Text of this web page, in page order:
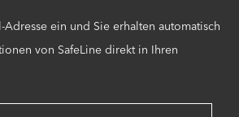
Adresse ein und Sie erhalten automatisch
von SafeLine direkt in Ihren